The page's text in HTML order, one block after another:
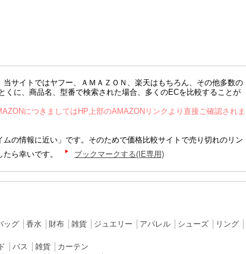
サイトではヤフー、ＡＭＡＺＯＮ、楽天はもちろん、その他多数の
に、商品名、型番で検索された場合、多くのECを比較することが
につきましてはHP上部のAMAZONリンクより直接ご確認されま
の情報に近い」です。そのためで価格比較サイトで売り切れのリン
ら幸いです。
ブックマークする(IE専用)
ッグ 香水 財布 雑貨 ジュエリー アパレル シューズ リング
バス 雑貨
カーテン